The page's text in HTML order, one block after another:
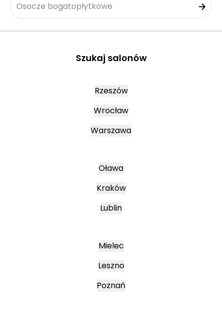
Osocze bogatopłytkowe
Szukaj salonów
Rzeszów
Wrocław
Warszawa
Oława
Kraków
Lublin
Mielec
Leszno
Poznań